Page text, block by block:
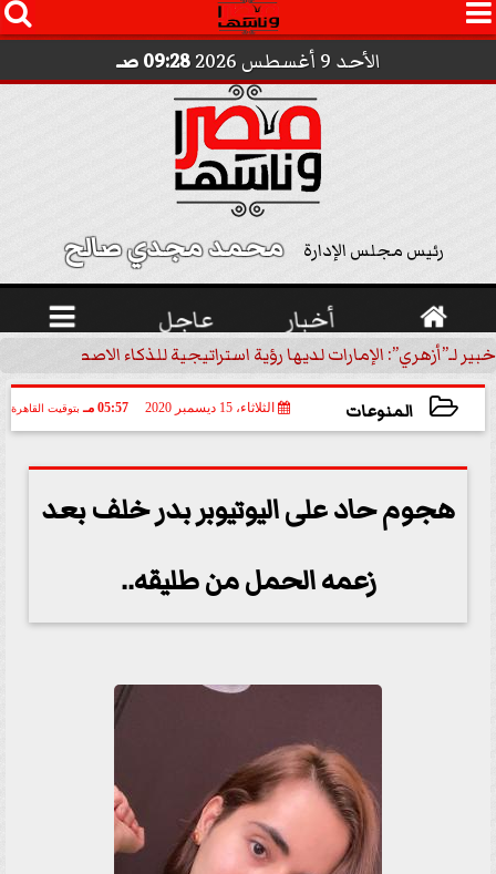
 
الأحد 9 أغسطس 2026 09:28 صـ
رئيس مجلس الإدارة محمد مجدي صالح
 أخبار عاجل 
رؤية استراتيجية للذكاء الاصطناعي | فيديو خبير اقتصادي: أسعار
المنوعات الثلاثاء، 15 ديسمبر 2020 05:57 مـ بتوقيت القاهرة
هجوم حاد على اليوتيوبر بدر خلف بعد
زعمه الحمل من طليقه..